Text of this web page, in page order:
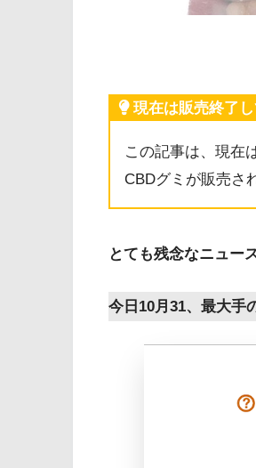
現在は販売終了
この記事は、現在
CBDグミが販売さ
とても残念なニュー
今日10月31、最大手